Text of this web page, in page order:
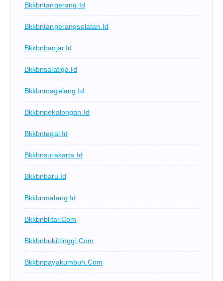
Bkkbntangerang.id
Bkkbntangerangselatan.id
Bkkbnbanjar.id
Bkkbnsalatiga.id
Bkkbnmagelang.id
Bkkbnpekalongan.id
Bkkbntegal.id
Bkkbnsurakarta.id
Bkkbnbatu.id
Bkkbnmalang.id
Bkkbnblitar.com
Bkkbnbukittinggi.com
Bkkbnpayakumbuh.com